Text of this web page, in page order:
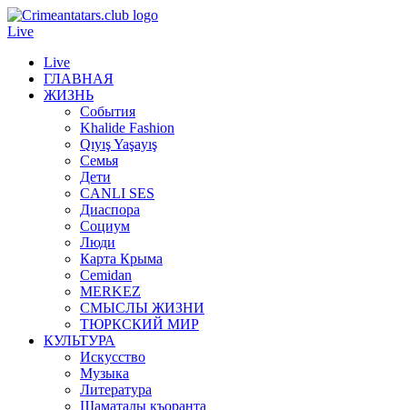
Live
Live
ГЛАВНАЯ
ЖИЗНЬ
События
Khalide Fashion
Qıyış Yaşayış
Семья
Дети
CANLI SES
Диаспора
Социум
Люди
Карта Крыма
Cemidan
МERKEZ
СМЫСЛЫ ЖИЗНИ
ТЮРКСКИЙ МИР
КУЛЬТУРА
Искусство
Музыка
Литература
Шаматалы къоранта